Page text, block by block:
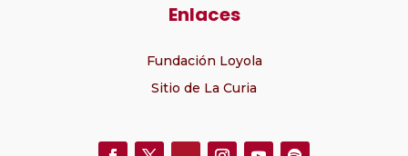
Enlaces
Fundación Loyola
Sitio de La Curia